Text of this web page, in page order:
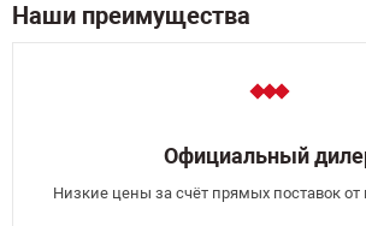
Наши преимущества
Официальный
Низкие цены за счёт прямых поставок от